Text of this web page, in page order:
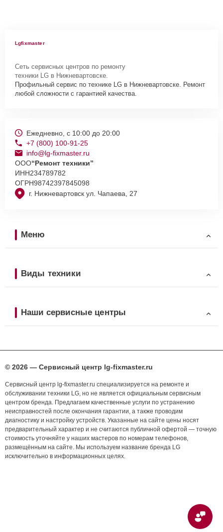
Lgfixmaster
Сеть сервисных центров по ремонту
техники LG в Нижневартовске.
Профильный сервис по технике LG в Нижневартовске. Ремонт
любой сложности с гарантией качества.
г. Нижневартовск ул. Чапаева, 27
Ежедневно, с 10:00 до 20:00
+7 (800) 100-91-25
info@lg-fixmaster.ru
ООО“Ремонт техники”
ИНН234789782
ОГРН98742397845098
Меню
Виды техники
Наши сервисные центры
© 2026 — Сервисный центр lg-fixmaster.ru
Сервисный центр lg-fixmaster.ru специализируется на ремонте и
обслуживании техники LG, но не является официальным сервисным
центром бренда. Предлагаем качественные услуги по устранению
неисправностей после окончания гарантии, а также проводим
диагностику и настройку устройств. Указанные на сайте цены носят
предварительный характер и не считаются публичной офертой — точную
стоимость уточняйте у наших мастеров по номерам телефонов,
размещённым на сайте. Мы используем название бренда LG
исключительно в информационных целях.